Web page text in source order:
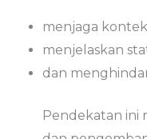
menjaga
menjelaskan
dan
Pendekatan ini